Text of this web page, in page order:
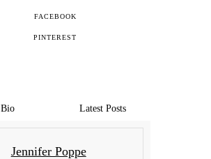
FACEBOOK
PINTEREST
Bio Latest Posts
Jennifer Poppe